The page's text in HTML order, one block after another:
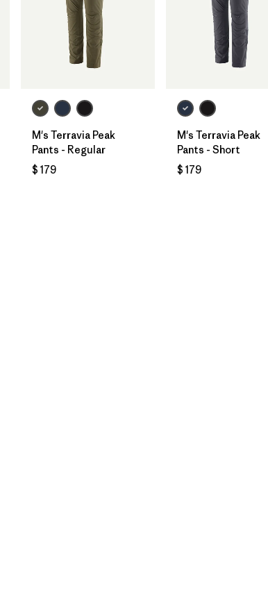
M's Terravia Peak
Pants - Regular
$ 179
M's Terravia Peak
Pants - Short
$ 179